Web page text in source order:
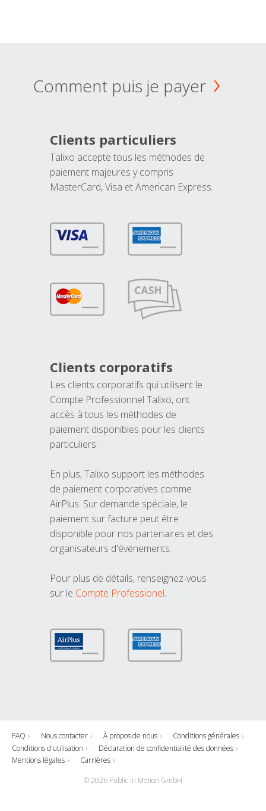
Comment puis je payer
Clients particuliers
Talixo accepte tous les méthodes de
paiement majeures y compris
MasterCard, Visa et American Express.
Clients corporatifs
Les clients corporatifs qui utilisent le
Compte Professionnel Talixo, ont
accès à tous les méthodes de
paiement disponibles pour les clients
particuliers.
En plus, Talixo support les méthodes
de paiement corporatives comme
AirPlus. Sur demande spéciale, le
paiement sur facture peut être
disponible pour nos partenaires et des
organisateurs d'événements.
Pour plus de détails, renseignez-vous
sur le Compte Professionel.
FAQ Nous contacter À propos de nous
Conditions générales
Conditions d'utilisation
Déclaration de confidentialité des données
Mentions légales
Carrières
© 2026 Public in Motion GmbH